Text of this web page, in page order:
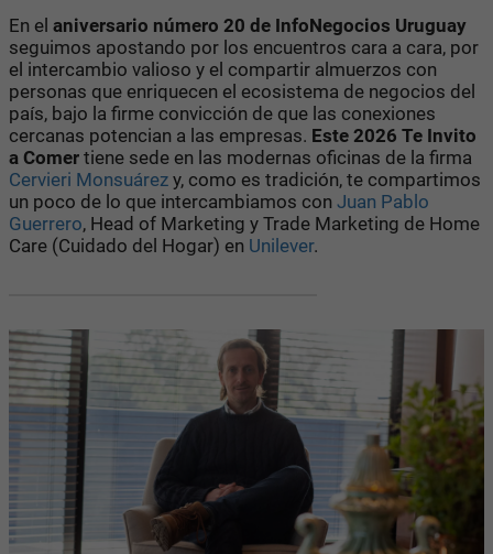
En el aniversario número 20 de InfoNegocios Uruguay
seguimos apostando por los encuentros cara a cara, por
el intercambio valioso y el compartir almuerzos con
personas que enriquecen el ecosistema de negocios del
país, bajo la firme convicción de que las conexiones
cercanas potencian a las empresas. Este 2026 Te Invito
a Comer tiene sede en las modernas oficinas de la firma
Cervieri Monsuárez y, como es tradición, te compartimos
un poco de lo que intercambiamos con Juan Pablo
Guerrero, Head of Marketing y Trade Marketing de Home
Care (Cuidado del Hogar) en Unilever.